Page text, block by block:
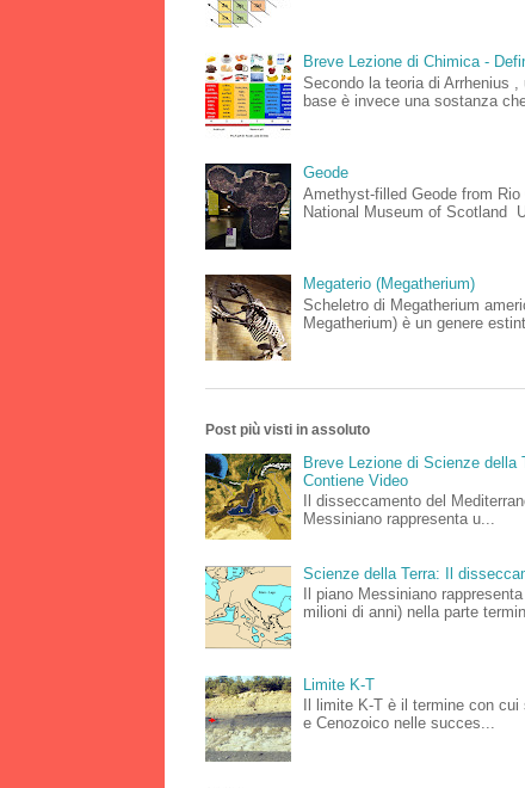
Breve Lezione di Chimica -
Secondo la teoria di Arrhenius
base è invece una sostanza che
Geode
Amethyst-filled Geode from
National Museum of Scotland
Megaterio (Megatherium)
Scheletro di Megatherium
Megatherium) è un genere
Post più visti in assoluto
Breve Lezione di Scienze della
Contiene Video
Il disseccamento del
Messiniano rappresenta u...
Scienze della Terra: Il
Il piano Messiniano
milioni di anni) nella parte
Limite K-T
Il limite K-T è il termine con
e Cenozoico nelle succes...